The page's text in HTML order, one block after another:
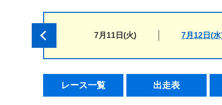
7月11日(火) 7月12日(水
レース一覧 出走表